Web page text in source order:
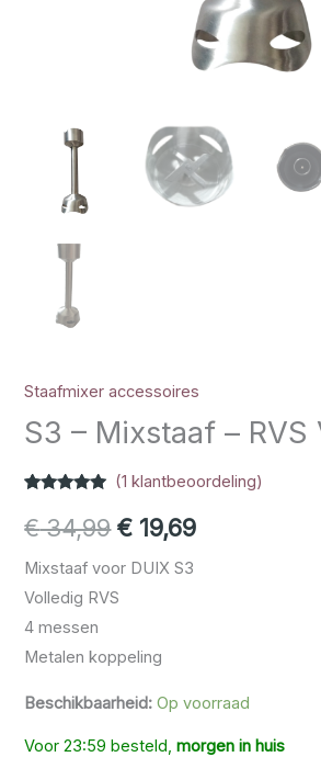
Staafmixer accessoires
S3 – Mixstaaf – RVS
5.00op 5
gebaseerd
klantbeoordeling
(1 klantbeoordeling)
€34,99 Oorspronkelijke
€ 19,69Huidige
Mixstaaf voor DUIX S3
Volledig RVS
4 messen
Metalen koppeling
Beschikbaarheid: Op voorraad
Voor 23:59 besteld,morgen in huis